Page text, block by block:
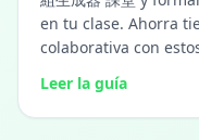
en tu clase. Ahorra
colaborativa con
Leer la guía